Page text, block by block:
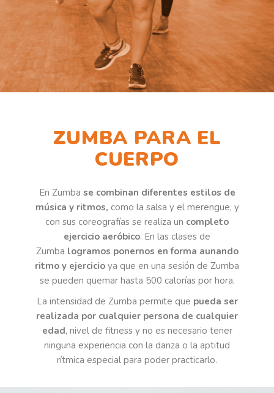
ZUMBA PARA EL
CUERPO
En Zumba se combinan diferentes estilos de
música y ritmos, como la salsa y el merengue, y
con sus coreografías se realiza un completo
ejercicio aeróbico. En las clases de
Zumba logramos ponernos en forma aunando
ritmo y ejercicio ya que en una sesión de Zumba
se pueden quemar hasta 500 calorías por hora.
La intensidad de Zumba permite que pueda ser
realizada por cualquier persona de cualquier
edad, nivel de fitness y no es necesario tener
ninguna experiencia con la danza o la aptitud
rítmica especial para poder practicarlo.